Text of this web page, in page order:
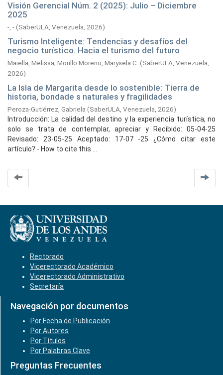
Visión Gerencial Núm. 2 (2025): Julio – Diciembre
2025
-, -(SaberULA, Venezuela, 2026)
Turismo Inteligente: Tendencias y desafíos del
negocio turístico. Hacia el turismo del futuro
Maiella, Melissa; Morillo Moreno, Marysela C. (SaberULA, Venezuela,
2026)
La Isla de Margarita desde lo sostenible: Tierra de
historia, bondade s naturales y fragilidades
Peroza-Gutiérrez, Gabriela (SaberULA, Venezuela, 2026)
Introducción: La calidad del destino y la experiencia turística, no
solo se trata de contemplar, apreciar y Recibido: 05-04-25
Revisado: 23-05-25 Aceptado: 17-07 -25 ¿Cómo citar este
artículo? - How to cite this ...
Rectorado
Vicerectorado Académico
Vicerectorado Administrativo
Secretaría
Navegación por documentos
Por Fecha de Publicación
Por Autores
Por Títulos
Por Palabras Clave
Preguntas Frecuentes